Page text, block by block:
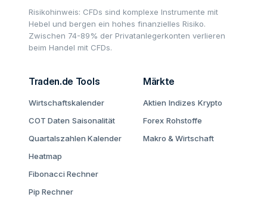
Risikohinweis: CFDs sind komplexe Instrumente mit
Hebel und bergen ein hohes finanzielles Risiko.
Zwischen 74-89% der Privatanlegerkonten verlieren
beim Handel mit CFDs.
Traden.de Tools
Wirtschaftskalender
COT Daten Saisonalität
Quartalszahlen Kalender
Heatmap
Fibonacci Rechner
Pip Rechner
Märkte
Aktien Indizes Krypto
Forex Rohstoffe
Makro & Wirtschaft